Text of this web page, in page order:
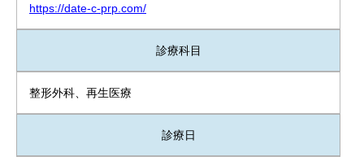
https://date-c-prp.com/
診療科目
整形外科、再生医療
診療日